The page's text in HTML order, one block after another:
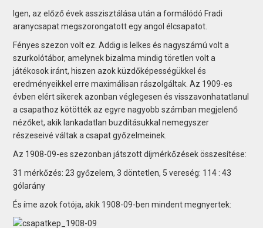
Igen, az előző évek asszisztálása után a formálódó Fradi
aranycsapat megszorongatott egy angol élcsapatot.
Fényes szezon volt ez. Addig is lelkes és nagyszámú volt a
szurkolótábor, amelynek bizalma mindig töretlen volt a
játékosok iránt, hiszen azok küzdőképességükkel és
eredményeikkel erre maximálisan rászolgáltak. Az 1909-es
évben elért sikerek azonban véglegesen és visszavonhatatlanul
a csapathoz kötötték az egyre nagyobb számban megjelenő
nézőket, akik lankadatlan buzdításukkal nemegyszer
részeseivé váltak a csapat győzelmeinek.
Az 1908-09-es szezonban játszott díjmérkőzések összesítése:
31 mérkőzés: 23 győzelem, 3 döntetlen, 5 vereség: 114 : 43
gólarány
És íme azok fotója, akik 1908-09-ben mindent megnyertek: